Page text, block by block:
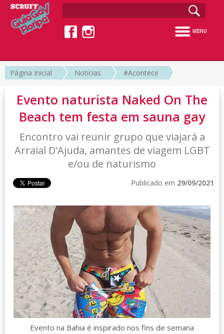
MENU
Página Inicial Notícias #Acontece
Evento naturista Naked On The
Beach tem festa em sauna gay
Encontro vai reunir grupo que viajará a
Arraial D'Ajuda, amantes de viagem LGBT
e/ou de naturismo
Publicado em 29/09/2021
Evento na Bahia é inspirado nos fins de semana